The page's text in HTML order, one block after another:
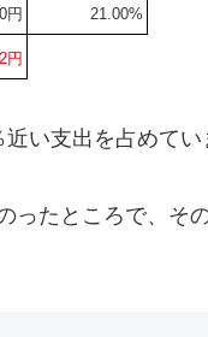
円 21.00%
円
い支出を占めて
ったところで、そ